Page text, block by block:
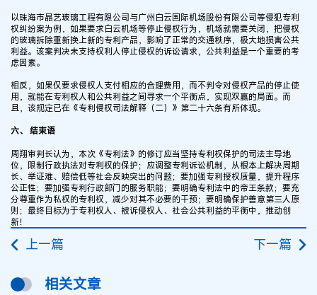
以珠海市晶艺玻璃工程有限公司与广州白云国际机场股份有限公司等侵犯专利
权纠纷案为例，如果要求白云机场等停止侵权行为，机场就需要关闭，把侵权
的玻璃拆除重新换上新的专利产品，影响了正常的交通秩序，极大地损害公共
利益。该案判决未支持权利人停止侵权的诉讼请求，公共利益是一个重要的考
虑因素。
相反，如果仅要求侵权人支付相应的合理费用，而不判令对侵权产品的停止使
用，就能在专利权人和公共利益之间寻求一个平衡点，实现双赢的局面。而
且，该规定已在《专利侵权司法解释（二）》第二十六条有所体现。
六、 结束语
周翔审判长认为，本次《专利法》的修订应当坚持专利权保护的司法主导地
位，限制行政执法对专利权的保护；应调整专利诉讼机制，从根本上解决周期
长、举证难、赔偿低等社会反映突出的问题；要加强专利授权质量，提升程序
公正性；要加强专利行政部门的服务职能；要明确专利法中的帝王条款；要充
分尊重作为私权的专利权，减少对其不必要的干预；要明确保护善意第三人原
则；最终目标为于专利权人、被诉侵权人、社会公共利益的平衡中，推动创
新！
上一篇 下一篇
相关文章